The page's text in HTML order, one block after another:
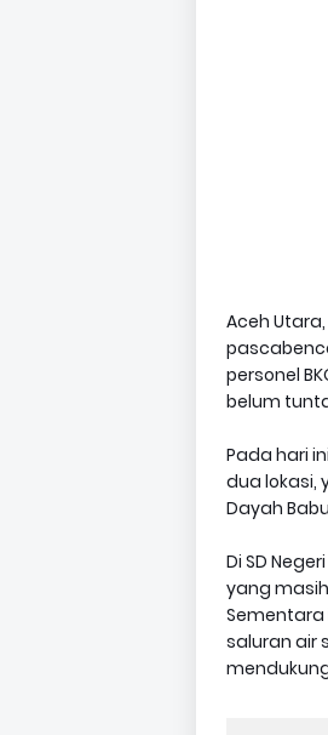
Aceh Utara,
personel
belum
Pada hari
dua lokasi,
Dayah
Di SD
yang
Sementara
saluran air